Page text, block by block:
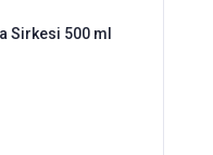
Sirkesi 500 ml